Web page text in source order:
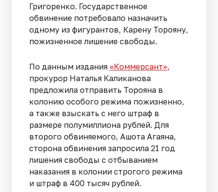
Григоренко. Государственное
обвинение потребовало назначить
одному из фигурантов, Карену Торояну,
пожизненное лишение свободы.
По данным издания «Коммерсант»,
прокурор Наталья Каликанова
предложила отправить Торояна в
колонию особого режима пожизненно,
а также взыскать с него штраф в
размере полумиллиона рублей. Для
второго обвиняемого, Ашота Агаяна,
сторона обвинения запросила 21 год
лишения свободы с отбыванием
наказания в колонии строгого режима
и штраф в 400 тысяч рублей.